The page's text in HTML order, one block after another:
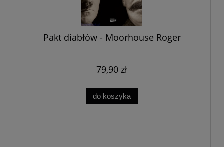
Pakt diabłów - Moorhouse Roger
79,90 zł
do koszyka